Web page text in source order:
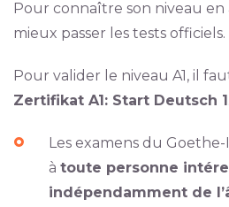
Pour connaître son niveau
mieux passer les tests officiels.
Pour valider le niveau A1, il
Zertifikat A1: Start Deutsch 1
Les examens du
à toute personne
indépendamment de